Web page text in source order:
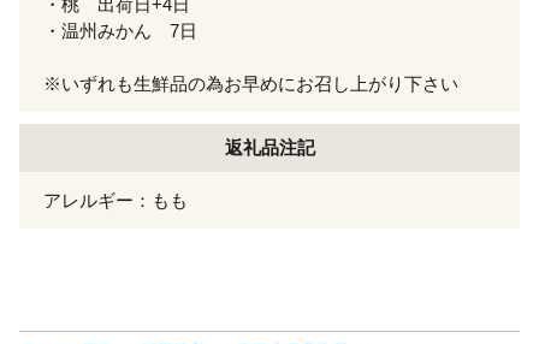
・桃 出荷日+4日
・温州みかん 7日
※いずれも生鮮品の為お早めにお召し上がり下さい
返礼品注記
アレルギー：もも